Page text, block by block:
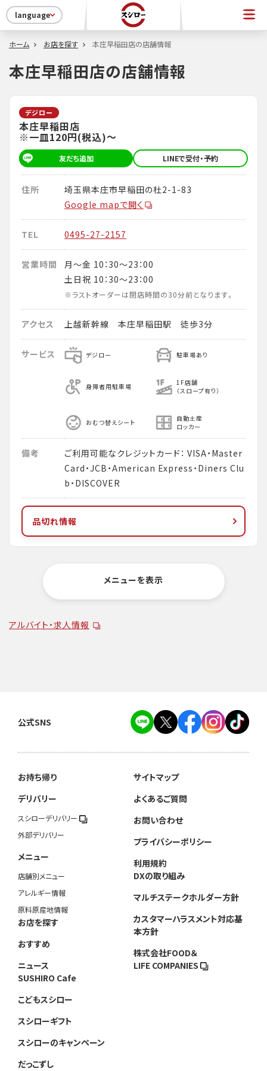
language
ホーム お店を探す 本庄早稲田店の店舗情報
本庄早稲田店の店舗情報
デジロー
本庄早稲田店
※一皿120円(税込)～
友だち追加 LINEで受付・予約
住所
埼玉県本庄市早稲田の杜2-1-83
Google mapで開く
TEL 0495-27-2157
営業時間
月～金 10：30～23：00
土日祝 10：30～23：00
※ラストオーダーは閉店時間の30分前となります。
アクセス 上越新幹線 本庄早稲田駅 徒歩3分
サービス デジロー 駐車場あり
身障者用駐車場
1F店舗
（スロープ有り）
おむつ替えシート
自動土産
ロッカー
備考
ご利用可能なクレジットカード： VISA・Master
Card・JCB・American Express・Diners Clu
b・DISCOVER
品切れ情報
メニューを表示
アルバイト・求人情報
公式SNS
お持ち帰り
デリバリー
スシローデリバリー
外部デリバリー
メニュー
店舗別メニュー
アレルギー情報
原料原産地情報
お店を探す
おすすめ
ニュース
SUSHIRO Cafe
こどもスシロー
スシローギフト
スシローのキャンペーン
だっこずし
サイトマップ
よくあるご質問
お問い合わせ
プライバシーポリシー
利用規約
DXの取り組み
マルチステークホルダー方針
カスタマーハラスメント対応基
本方針
株式会社FOOD＆
LIFE COMPANIES